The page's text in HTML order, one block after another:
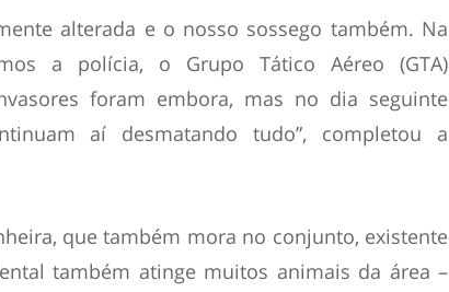
alterada e o nosso sossego também. Na
a polícia, o Grupo Tático Aéreo (GTA)
foram embora, mas no dia seguinte
aí desmatando tudo”, completou a
que também mora no conjunto, existente
também atinge muitos animais da área –